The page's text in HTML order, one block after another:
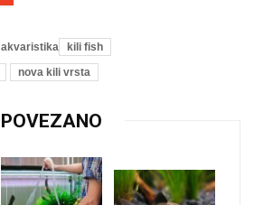
akvaristika
kili fish
nova kili vrsta
POVEZANO